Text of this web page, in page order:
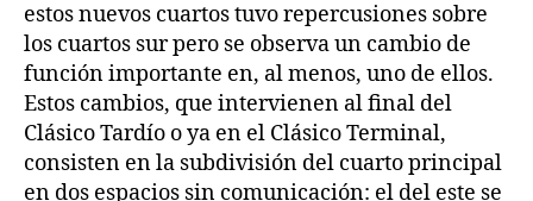
estos nuevos cuartos tuvo repercusiones sobre
los cuartos sur pero se observa un cambio de
función importante en, al menos, uno de ellos.
Estos cambios, que intervienen al final del
Clásico Tardío o ya en el Clásico Terminal,
consisten en la subdivisión del cuarto principal
en dos espacios sin comunicación: el del este se